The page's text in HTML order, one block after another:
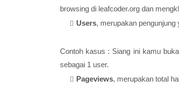
browsing di leafcoder.org dan
Users, merupakan
Contoh kasus : Siang ini kamu
sebagai 1 user.
Pageviews, merupakan total